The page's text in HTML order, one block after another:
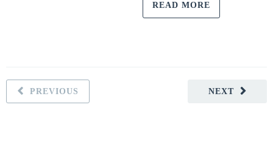
READ MORE
NEXT
PREVIOUS